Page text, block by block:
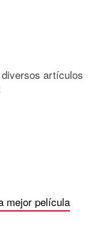
artículos
mejor película